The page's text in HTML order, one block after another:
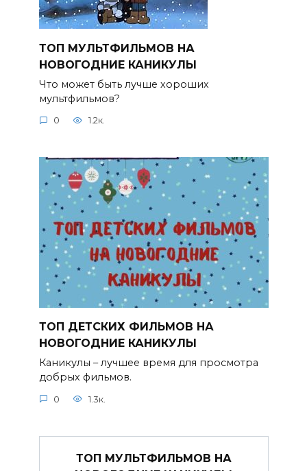
ТОП МУЛЬТФИЛЬМОВ НА
НОВОГОДНИЕ КАНИКУЛЫ
Что может быть лучше хороших
мультфильмов?
0 1.2к.
ТОП ДЕТСКИХ ФИЛЬМОВ НА
НОВОГОДНИЕ КАНИКУЛЫ
Каникулы – лучшее время для просмотра
добрых фильмов.
0 1.3к.
ТОП МУЛЬТФИЛЬМОВ НА